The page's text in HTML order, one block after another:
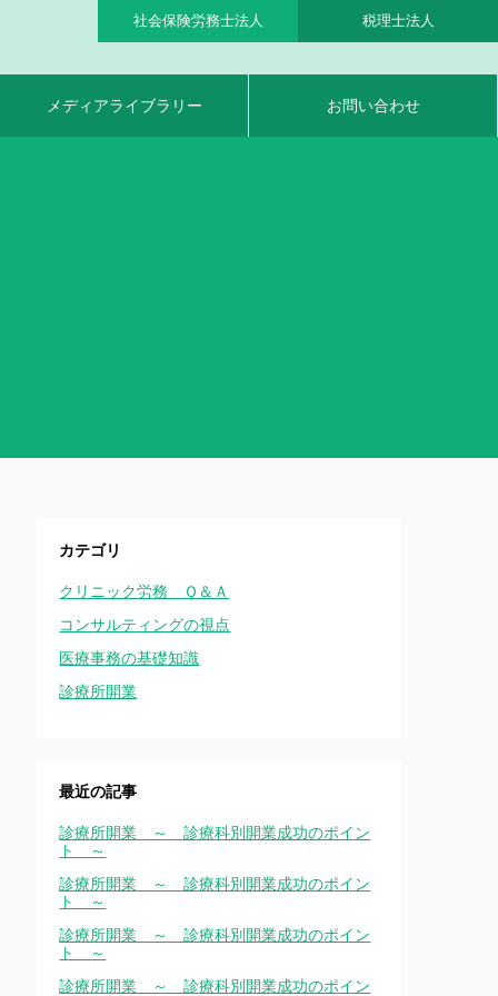
社会保険労務士法人 税理士法人
メディアライブラリー お問い合わせ
カテゴリ
クリニック労務 Ｑ＆Ａ
コンサルティングの視点
医療事務の基礎知識
診療所開業
最近の記事
診療所開業 ～ 診療科別開業成功のポイン
ト ～
診療所開業 ～ 診療科別開業成功のポイン
ト ～
診療所開業 ～ 診療科別開業成功のポイン
ト ～
診療所開業 ～ 診療科別開業成功のポイン